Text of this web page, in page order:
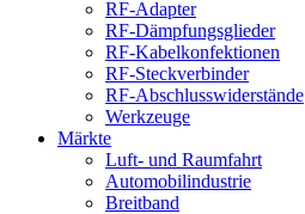
RF-Adapter
RF-Dämpfungsglieder
RF-Kabelkonfektionen
RF-Steckverbinder
RF-Abschlusswiderstände
Werkzeuge
Märkte
Luft- und Raumfahrt
Automobilindustrie
Breitband